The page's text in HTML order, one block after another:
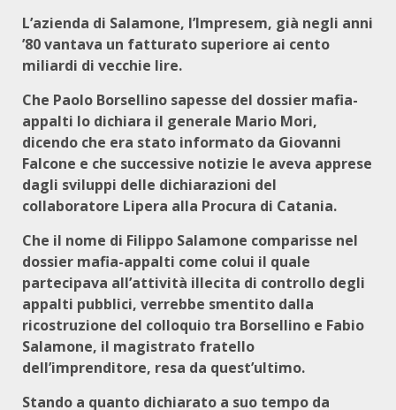
L’azienda di Salamone, l’Impresem, già negli anni
’80 vantava un fatturato superiore ai cento
miliardi di vecchie lire.
Che Paolo Borsellino sapesse del dossier mafia-
appalti lo dichiara il generale Mario Mori,
dicendo che era stato informato da Giovanni
Falcone e che successive notizie le aveva apprese
dagli sviluppi delle dichiarazioni del
collaboratore Lipera alla Procura di Catania.
Che il nome di Filippo Salamone comparisse nel
dossier mafia-appalti come colui il quale
partecipava all’attività illecita di controllo degli
appalti pubblici, verrebbe smentito dalla
ricostruzione del colloquio tra Borsellino e Fabio
Salamone, il magistrato fratello
dell’imprenditore, resa da quest’ultimo.
Stando a quanto dichiarato a suo tempo da